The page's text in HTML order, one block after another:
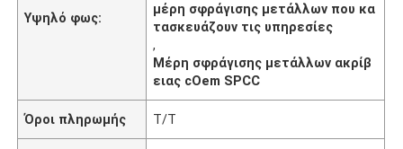
Υψηλό φως:
μέρη σφράγισης μετάλλων που κα
τασκευάζουν τις υπηρεσίες
,
Μέρη σφράγισης μετάλλων ακρίβ
ειας cOem SPCC
Όροι πληρωμής T/T